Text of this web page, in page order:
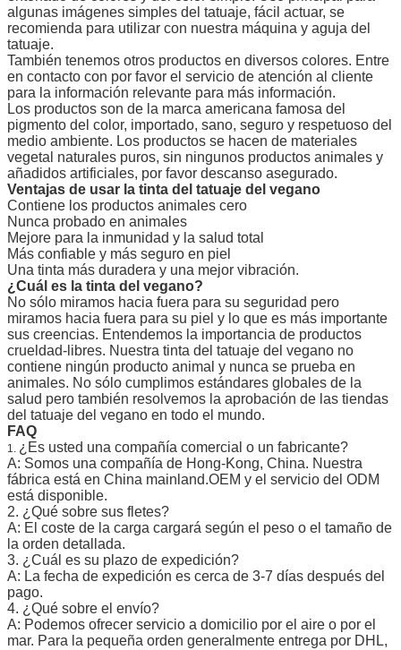
algunas imágenes simples del tatuaje, fácil actuar, se
recomienda para utilizar con nuestra máquina y aguja del
tatuaje.
También tenemos otros productos en diversos colores. Entre
en contacto con por favor el servicio de atención al cliente
para la información relevante para más información.
Los productos son de la marca americana famosa del
pigmento del color, importado, sano, seguro y respetuoso del
medio ambiente. Los productos se hacen de materiales
vegetal naturales puros, sin ningunos productos animales y
añadidos artificiales, por favor descanso asegurado.
Ventajas de usar la tinta del tatuaje del vegano
Contiene los productos animales cero
Nunca probado en animales
Mejore para la inmunidad y la salud total
Más confiable y más seguro en piel
Una tinta más duradera y una mejor vibración.
¿Cuál es la tinta del vegano?
No sólo miramos hacia fuera para su seguridad pero
miramos hacia fuera para su piel y lo que es más importante
sus creencias. Entendemos la importancia de productos
crueldad-libres. Nuestra tinta del tatuaje del vegano no
contiene ningún producto animal y nunca se prueba en
animales. No sólo cumplimos estándares globales de la
salud pero también resolvemos la aprobación de las tiendas
del tatuaje del vegano en todo el mundo.
FAQ
1. ¿Es usted una compañía comercial o un fabricante?
A: Somos una compañía de Hong-Kong, China. Nuestra
fábrica está en China mainland.OEM y el servicio del ODM
está disponible.
2. ¿Qué sobre sus fletes?
A: El coste de la carga cargará según el peso o el tamaño de
la orden detallada.
3. ¿Cuál es su plazo de expedición?
A: La fecha de expedición es cerca de 3-7 días después del
pago.
4. ¿Qué sobre el envío?
A: Podemos ofrecer servicio a domicilio por el aire o por el
mar. Para la pequeña orden generalmente entrega por DHL,